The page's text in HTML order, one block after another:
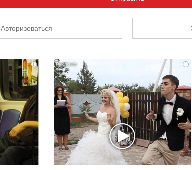
Авторизоваться
i i